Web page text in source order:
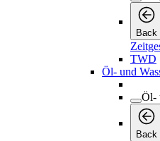
Back
TWD
Öl- und
Öl-
Back